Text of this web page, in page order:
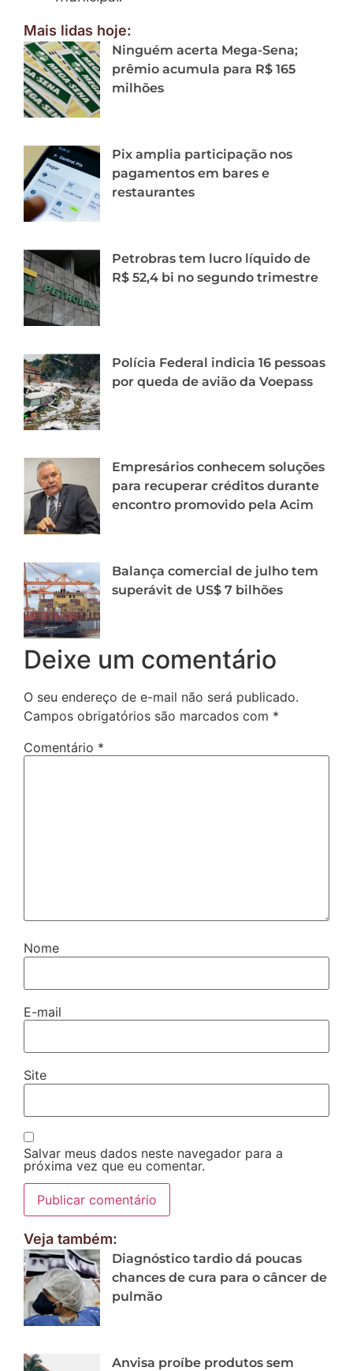
Mais lidas hoje:
Ninguém acerta Mega-Sena;
prêmio acumula para R$ 165
milhões
Pix amplia participação nos
pagamentos em bares e
restaurantes
Petrobras tem lucro líquido de
R$ 52,4 bi no segundo trimestre
Polícia Federal indicia 16 pessoas
por queda de avião da Voepass
Empresários conhecem soluções
para recuperar créditos durante
encontro promovido pela Acim
Balança comercial de julho tem
superávit de US$ 7 bilhões
Deixe um comentário
O seu endereço de e-mail não será publicado.
Campos obrigatórios são marcados com *
Comentário *
Nome
E-mail
Site
Salvar meus dados neste navegador para a
próxima vez que eu comentar.
Veja também:
Diagnóstico tardio dá poucas
chances de cura para o câncer de
pulmão
Anvisa proíbe produtos sem